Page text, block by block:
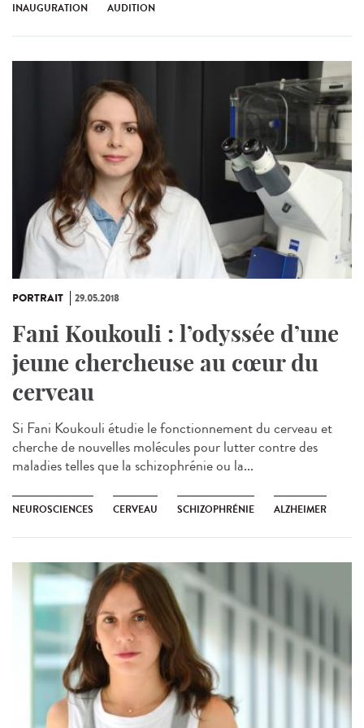
INAUGURATION AUDITION
PORTRAIT 29.05.2018
Fani Koukouli : l’odyssée d’une
jeune chercheuse au cœur du
cerveau
Si Fani Koukouli étudie le fonctionnement du cerveau et
cherche de nouvelles molécules pour lutter contre des
maladies telles que la schizophrénie ou la...
NEUROSCIENCES CERVEAU SCHIZOPHRÉNIE ALZHEIMER